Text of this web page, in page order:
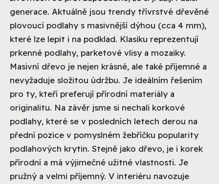
generace. Aktuálně jsou trendy třívrstvé dřevěné
plovoucí podlahy s masivnější dýhou (cca 4 mm),
které lze lepit i na podklad. Klasiku reprezentují
prkenné podlahy, parketové vlisy a mozaiky.
Masivní dřevo je nejen krásné, ale také příjemné a
nevyžaduje složitou údržbu. Je ideálním řešením
pro ty, kteří preferují přírodní materiály a
originalitu. Na závěr jsme si nechali korkové
podlahy, které se v posledních letech derou na
přední pozice v pomyslném žebříčku popularity
podlahových krytin. Stejně jako dřevo, je i korek
přírodní a má výjimečné užitné vlastnosti. Je
pružný a velmi příjemný. V interiéru navozuje